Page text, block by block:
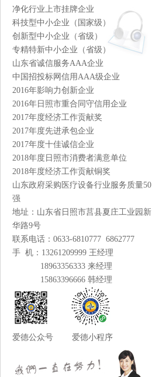
净化行业上市挂牌企业
科技型中小企业（国家级）
创新型中小企业（省级）
专精特新中小企业（省级）
山东省诚信服务AAA企业
中国招投标网信用AAA级企业
2016年影响力创新企业
2016年日照市重合同守信用企业
2017年度经济工作贡献奖
2017年度先进承包企业
2017年度十佳诚信企业
2018年度日照市消费者满意单位
2018年度经济工作贡献铜奖
山东政府采购医疗设备行业服务质量50
强
地址：山东省日照市莒县夏庄工业园新
华路9号
联系电话：0633-6810777 6862777
手 机：13261209999 王经理
18963356333 来经理
15863396666 韩经理
爱德公众号 爱德小程序